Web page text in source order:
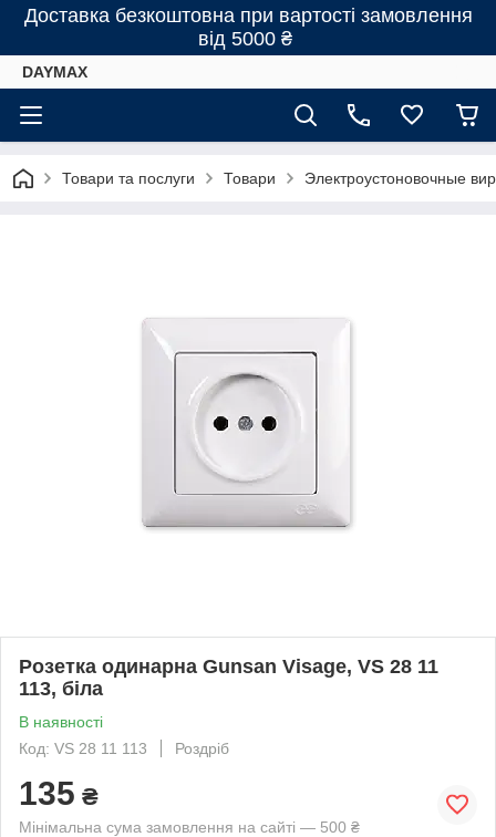
Доставка безкоштовна при вартості замовлення
від 5000 ₴
DAYMAX
Товари та послуги Товари Электроустоновочные
Розетка одинарна Gunsan Visage, VS 28 11
113, біла
В наявності
Код: VS 28 11 113
Роздріб
135 ₴
Мінімальна сума замовлення на сайті — 500 ₴